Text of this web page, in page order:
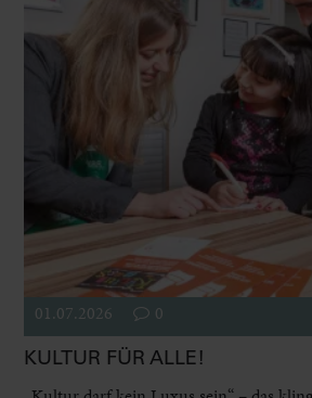
01.07.2026 0
KULTUR FÜR ALLE!